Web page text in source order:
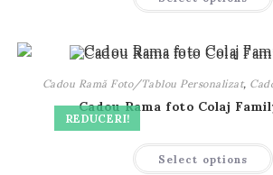
REDUCERI!
Cadou Ramă Foto/Tablou Personalizat,
Cadou Rama foto Colaj
Select options